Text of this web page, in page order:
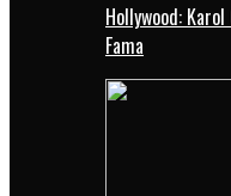
Hollywood:
Fama